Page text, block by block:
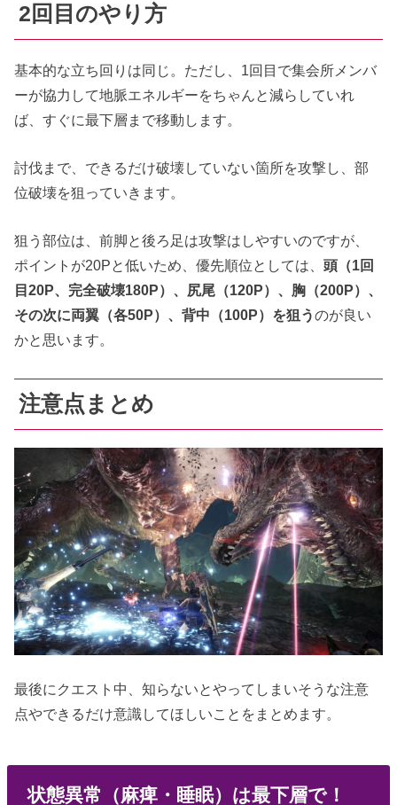
2回目のやり方
基本的な立ち回りは同じ。ただし、1回目で集会所メンバ
ーが協力して地脈エネルギーをちゃんと減らしていれ
ば、すぐに最下層まで移動します。
討伐まで、できるだけ破壊していない箇所を攻撃し、部
位破壊を狙っていきます。
狙う部位は、前脚と後ろ足は攻撃はしやすいのですが、
ポイントが20Pと低いため、優先順位としては、頭（1回
目20P、完全破壊180P）、尻尾（120P）、胸（200P）、
その次に両翼（各50P）、背中（100P）を狙うのが良い
かと思います。
注意点まとめ
最後にクエスト中、知らないとやってしまいそうな注意
点やできるだけ意識してほしいことをまとめます。
状態異常（麻痺・睡眠）は最下層で！